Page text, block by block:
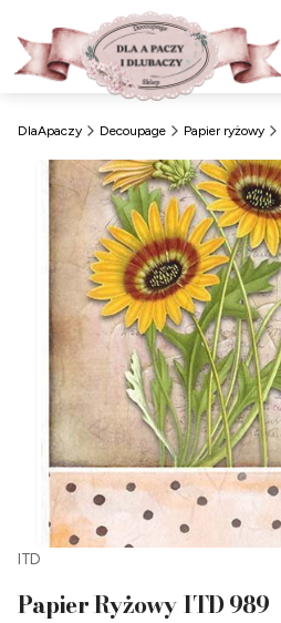
DlaApaczy Decoupage Papier ryżowy
ITD
Papier Ryżowy ITD 989